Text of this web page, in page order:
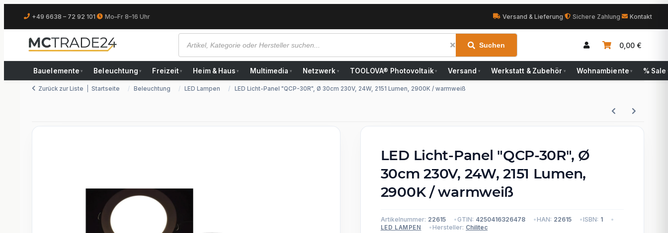
+49 6638 – 72 92 101 Mo–Fr 8–16 Uhr Versand & Lieferung Sichere Zahlung Kontakt
Suchen 0,00 €
Bauelemente ▾ Beleuchtung ▾ Freizeit ▾ Heim & Haus ▾ Multimedia ▾ Netzwerk ▾ TOOLOVA® Photovoltaik ▾ Versand ▾ Werkstatt & Zubehör ▾ Wohnambiente ▾ % Sale
Zurück zur Liste Startseite Beleuchtung LED Lampen LED Licht-Panel "QCP-30R", Ø 30cm 230V, 24W, 2151 Lumen, 2900K / warmweiß
LED Licht-Panel "QCP-30R", Ø
30cm 230V, 24W, 2151 Lumen,
2900K / warmweiß
Artikelnummer: 22615 GTIN: 4250416326478 HAN: 22615 ISBN: 1
LED LAMPEN Hersteller: Chilitec